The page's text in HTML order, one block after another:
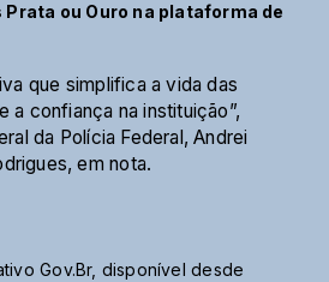
ou Ouro na plataforma de
que simplifica a vida das
a confiança na instituição”,
da Polícia Federal, Andrei
em nota.
Gov.Br, disponível desde